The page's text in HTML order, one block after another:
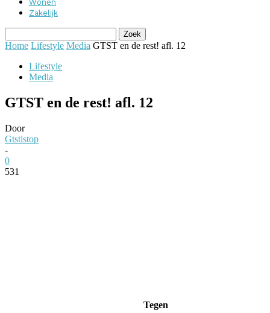
Wonen
Zakelijk
Home Lifestyle Media GTST en de rest! afl. 12
Lifestyle
Media
GTST en de rest! afl. 12
Door
Gtstistop
-
0
531
Tegen